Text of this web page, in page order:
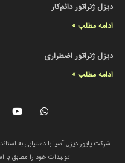
دیزل ژنراتور دائم‌کار
ادامه مطلب »
دیزل ژنراتور اضطراری
ادامه مطلب »
تولیدات خود را مطابق با